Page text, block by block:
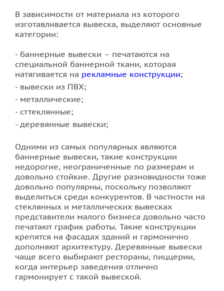
В зависимости от материала из которого
изготавливается вывеска, выделяют основные
категории:
баннерные вывески – печатаются на
специальной баннерной ткани, которая
натягивается на рекламные конструкции;
вывески из ПВХ;
металлические;
сттеклянные;
деревянные вывески;
Одними из самых популярных являются
баннерные вывески, такие конструкции
недорогие, неограниченные по размерам и
довольно стойкие. Другие разновидности тоже
довольно популярны, поскольку позволяют
выделиться среди конкурентов. В частности на
стеклянных и металлических вывесках
представители малого бизнеса довольно часто
печатают график работы. Такие конструкции
крепятся на фасадах зданий и гармонично
дополняют архитектуру. Деревянные вывески
чаще всего выбирают рестораны, пиццерии,
когда интерьер заведения отлично
гармонирует с такой вывеской.